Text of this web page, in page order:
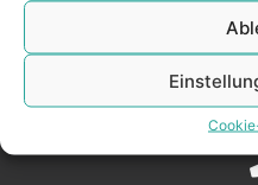
Mainwesthafen
60327